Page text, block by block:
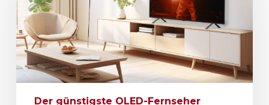
Der günstigste OLED-Fernseher